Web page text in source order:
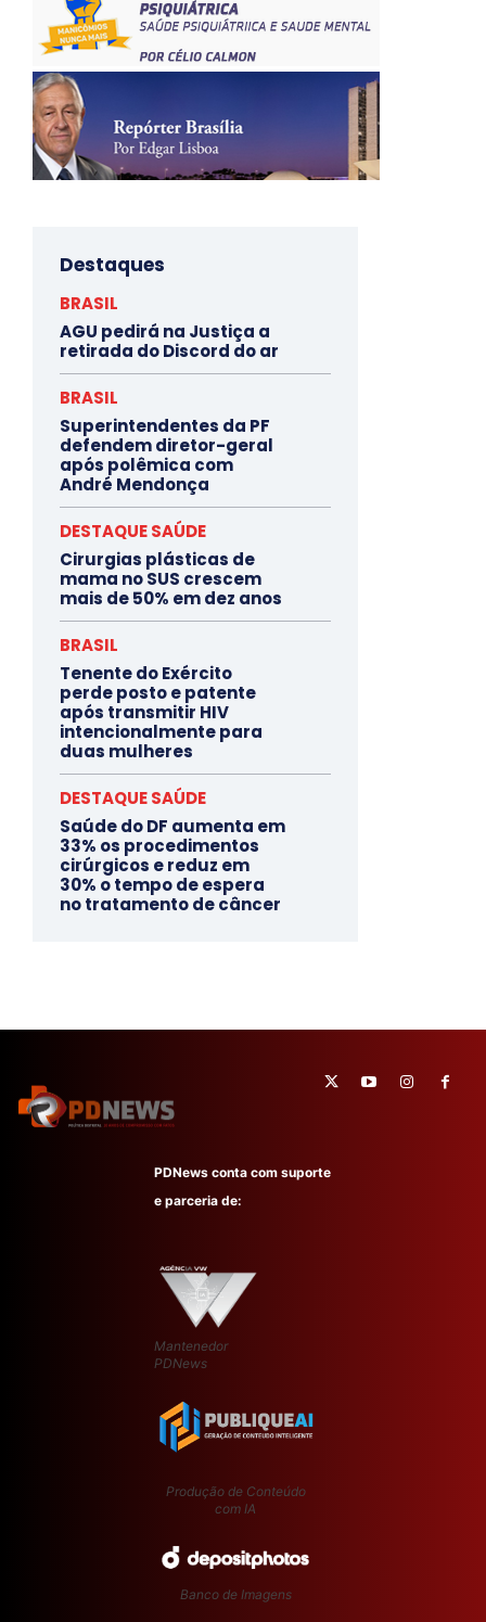
Destaques
BRASIL
AGU pedirá na Justiça a
retirada do Discord do ar
BRASIL
Superintendentes da PF
defendem diretor-geral
após polêmica com
André Mendonça
DESTAQUE SAÚDE
Cirurgias plásticas de
mama no SUS crescem
mais de 50% em dez anos
BRASIL
Tenente do Exército
perde posto e patente
após transmitir HIV
intencionalmente para
duas mulheres
DESTAQUE SAÚDE
Saúde do DF aumenta em
33% os procedimentos
cirúrgicos e reduz em
30% o tempo de espera
no tratamento de câncer
PDNews conta com suporte
e parceria de:
Mantenedor
PDNews
Produção de Conteúdo
com IA
Banco de Imagens